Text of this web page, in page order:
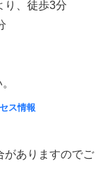
り、徒歩3分
ス情報
ありますのでご